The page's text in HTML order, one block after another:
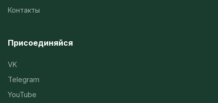
Контакты
Присоединяйся
VK
Telegram
YouTube